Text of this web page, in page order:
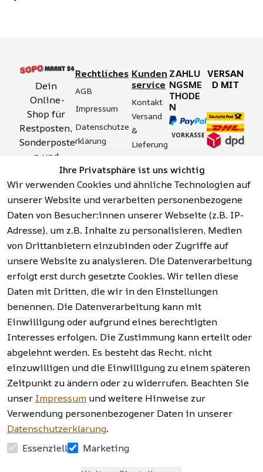
Ihre Privatsphäre ist uns wichtig
Wir verwenden Cookies und ähnliche Technologien auf
unserer Website und verarbeiten personenbezogene
Daten von Besucher:innen unserer Webseite (z.B. IP-
Adresse), um z.B. Inhalte zu personalisieren, Medien
von Drittanbietern einzubinden oder Zugriffe auf
unsere Website zu analysieren. Die Datenverarbeitung
erfolgt erst durch gesetzte Cookies. Wir teilen diese
Daten mit Dritten, die wir in den Einstellungen
benennen. Die Datenverarbeitung kann mit
Einwilligung oder aufgrund eines berechtigten
Interesses erfolgen. Die Zustimmung kann erteilt oder
abgelehnt werden. Es besteht das Recht, nicht
einzuwilligen und die Einwilligung zu einem späteren
Zeitpunkt zu ändern oder zu widerrufen. Beachten Sie
unser Impressum und weitere Hinweise zur
Verwendung personenbezogener Daten in unserer
Datenschutzerklärung.
Essenziell
Marketing
Dein
Online-
Shop für
Restposten,
Sonderposte
n und
Aktionsartik
el rund um
Werkzeuge,
Garten,
Haushalt
und mehr.
Vertrag
widerrufen
Rechtliches
AGB
Impressum
Datenschutze
rklärung
tserklärung
Widerrufsrech
t
Hinweise zur
Batterieentso
rgung
Kunden
service
Kontakt
Versand
&
Lieferung
&
Sicherhei
t
Häufige
Fragen
(FAQ)
ZAHLU
NGSME
THODE
N
VERSAN
D MIT
Facebook |
Instagram |
Newsletter
AGB | Impressum |
Datenschutzerklärung |
Barrierefreiheitserklärung |
Widerrufsrecht